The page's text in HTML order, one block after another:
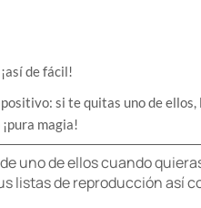
de fácil!
si te quitas uno de
magia!
uno de ellos cuando
listas de reproducción así